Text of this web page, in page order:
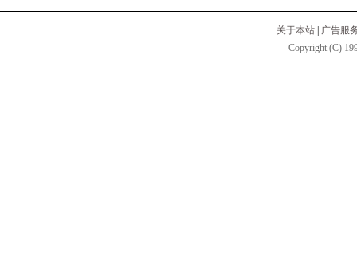
关于本站
广告服
Copyright (C)